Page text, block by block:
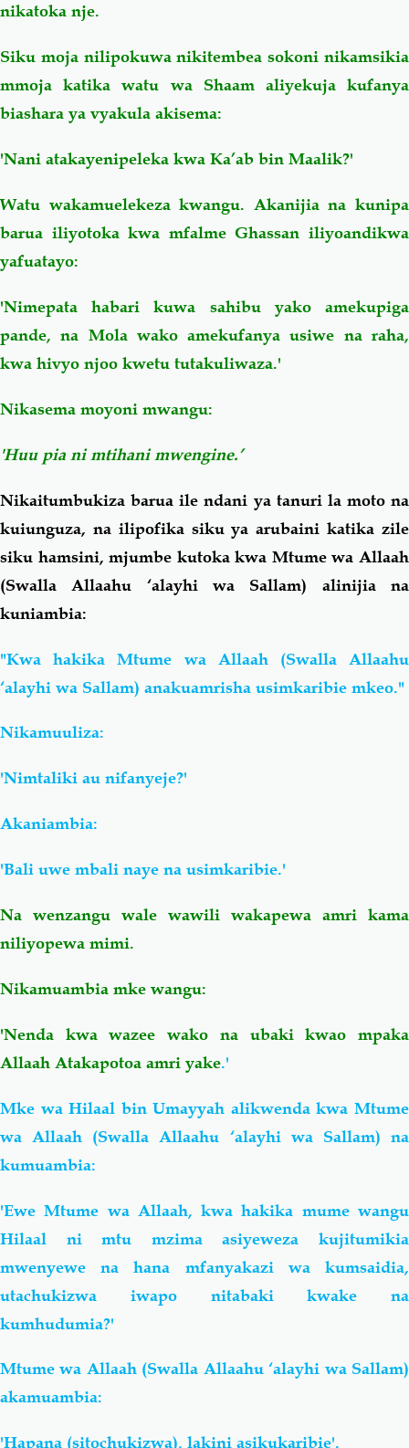
nikatoka nje.
Siku moja nilipokuwa nikitembea sokoni nikamsikia
mmoja katika watu wa Shaam aliyekuja kufanya
biashara ya vyakula akisema:
'Nani atakayenipeleka kwa Ka’ab bin Maalik?'
Watu wakamuelekeza kwangu. Akanijia na kunipa
barua iliyotoka kwa mfalme Ghassan iliyoandikwa
yafuatayo:
'Nimepata habari kuwa sahibu yako amekupiga
pande, na Mola wako amekufanya usiwe na raha,
kwa hivyo njoo kwetu tutakuliwaza.'
Nikasema moyoni mwangu:
'Huu pia ni mtihani mwengine.’
Nikaitumbukiza barua ile ndani ya tanuri la moto na
kuiunguza, na ilipofika siku ya arubaini katika zile
siku hamsini, mjumbe kutoka kwa Mtume wa Allaah
(Swalla Allaahu ‘alayhi wa Sallam) alinijia na
kuniambia:
"Kwa hakika Mtume wa Allaah (Swalla Allaahu
‘alayhi wa Sallam) anakuamrisha usimkaribie mkeo."
Nikamuuliza:
'Nimtaliki au nifanyeje?'
Akaniambia:
'Bali uwe mbali naye na usimkaribie.'
Na wenzangu wale wawili wakapewa amri kama
niliyopewa mimi.
Nikamuambia mke wangu:
'Nenda kwa wazee wako na ubaki kwao mpaka
Allaah Atakapotoa amri yake.'
Mke wa Hilaal bin Umayyah alikwenda kwa Mtume
wa Allaah (Swalla Allaahu ‘alayhi wa Sallam) na
kumuambia:
'Ewe Mtume wa Allaah, kwa hakika mume wangu
Hilaal ni mtu mzima asiyeweza kujitumikia
mwenyewe na hana mfanyakazi wa kumsaidia,
utachukizwa iwapo nitabaki kwake na
kumhudumia?'
Mtume wa Allaah (Swalla Allaahu ‘alayhi wa Sallam)
akamuambia:
'Hapana (sitochukizwa), lakini asikukaribie'.